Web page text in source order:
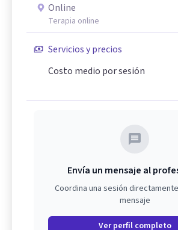
Online
Terapia online
Servicios y precios
Costo medio por sesión
Envía un mensaje al
Coordina una sesión
mensaje
Ver perfil completo